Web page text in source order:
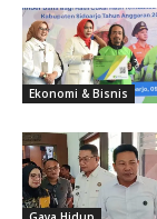
Ekonomi & Bisnis